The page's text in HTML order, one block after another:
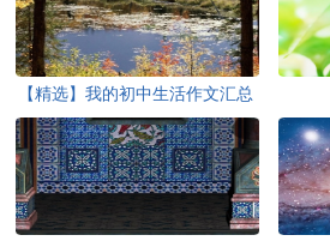
【精选】我的初中生活作文汇总
六篇